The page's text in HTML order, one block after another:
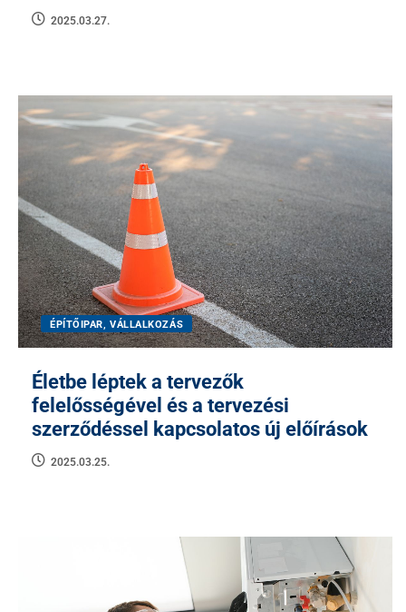
2025.03.27.
ÉPÍTŐIPAR, VÁLLALKOZÁS
Életbe léptek a tervezők
felelősségével és a tervezési
szerződéssel kapcsolatos új előírások
2025.03.25.